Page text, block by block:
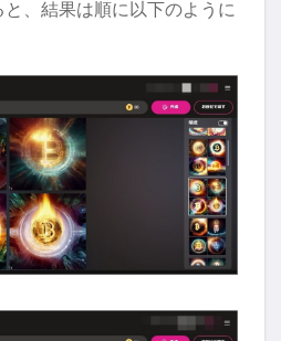
と、結果は順に以下のように